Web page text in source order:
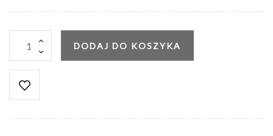
DODAJ DO KOSZYKA